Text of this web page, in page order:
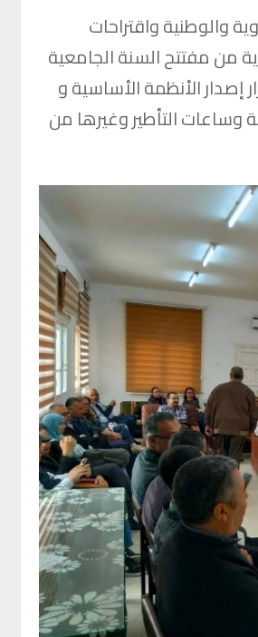
والوطنية واقتراحات
من مفتتح السنة الجامعية
إصدار الأنظمة الأساسية و
وساعات التأطير وغيرها من